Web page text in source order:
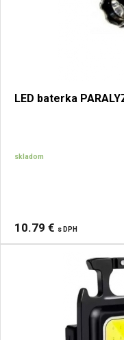
LED baterka
skladom
10.79 € s DPH